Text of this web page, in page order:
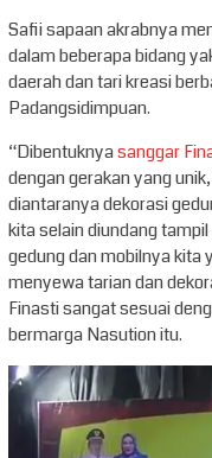
Safii sapaan akrabnya
dalam beberapa bidang
daerah dan tari kreasi
Padangsidimpuan.
“Dibentuknyasanggar
dengan gerakan yang
diantaranya dekorasi
kita selain diundang
gedung dan mobilnya kita
menyewa tarian dan
Finasti sangat sesuai
bermarga Nasution itu.